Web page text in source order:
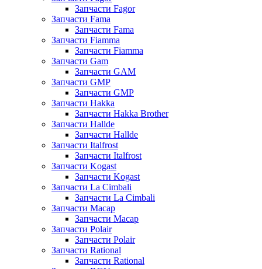
Запчасти Fagor
Запчасти Fama
Запчасти Fama
Запчасти Fiamma
Запчасти Fiamma
Запчасти Gam
Запчасти GAM
Запчасти GMP
Запчасти GMP
Запчасти Hakka
Запчасти Hakka Brother
Запчасти Hallde
Запчасти Hallde
Запчасти Italfrost
Запчасти Italfrost
Запчасти Kogast
Запчасти Kogast
Запчасти La Cimbali
Запчасти La Cimbali
Запчасти Macap
Запчасти Macap
Запчасти Polair
Запчасти Polair
Запчасти Rational
Запчасти Rational